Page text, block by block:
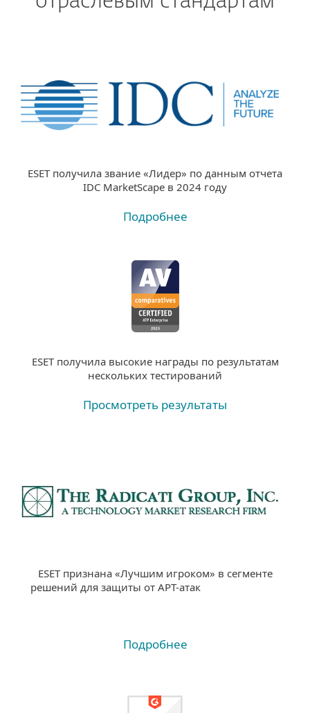
ESET получила звание «Лидер» по данным отчета
IDC MarketScape в 2024 году
Подробнее
ESET получила высокие награды по результатам
нескольких тестирований
Просмотреть результаты
ESET признана «Лучшим игроком» в сегменте
решений для защиты от APT-атак
Подробнее